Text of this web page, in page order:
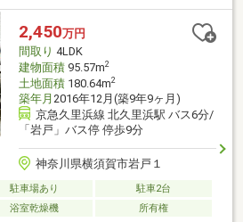
2,450万円
間取り 4LDK
建物面積95.57m2
土地面積180.64m2
築年月 2016年12月(築9年9ヶ月)
京急久里浜線 北久里浜駅 バス6分/
「岩戸」バス停 停歩9分
神奈川県横須賀市岩戸１
駐車場あり
駐車2台
浴室乾燥機 所有権